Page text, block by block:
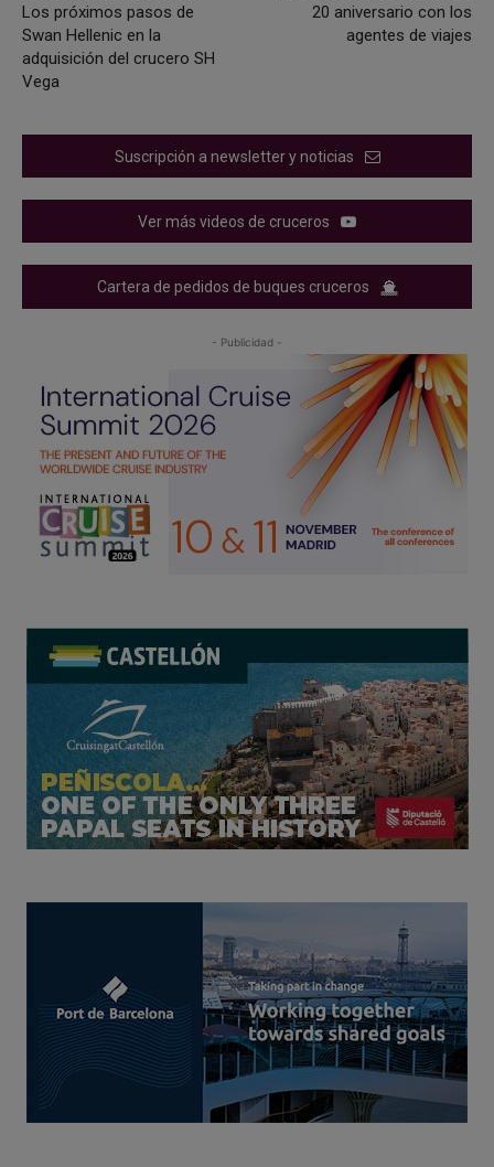
Los próximos pasos de
Swan Hellenic en la
adquisición del crucero SH
Vega
20 aniversario con los
agentes de viajes
Suscripción a newsletter y noticias
Ver más videos de cruceros
Cartera de pedidos de buques cruceros
- Publicidad -